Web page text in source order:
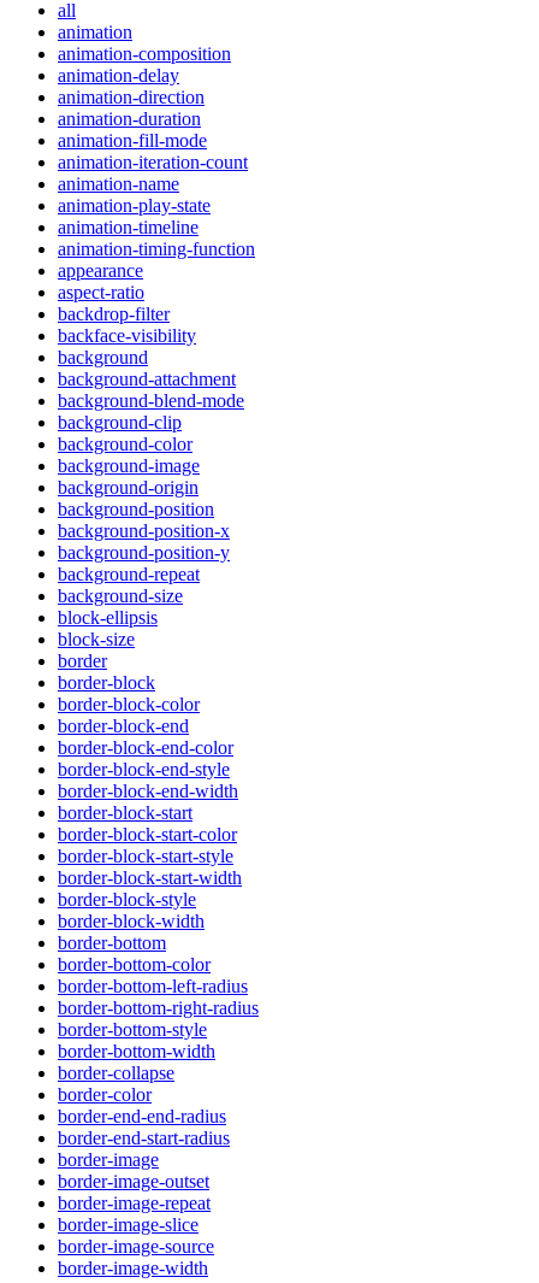
all
animation
animation-composition
animation-delay
animation-direction
animation-duration
animation-fill-mode
animation-iteration-count
animation-name
animation-play-state
animation-timeline
animation-timing-function
appearance
aspect-ratio
backdrop-filter
backface-visibility
background
background-attachment
background-blend-mode
background-clip
background-color
background-image
background-origin
background-position
background-position-x
background-position-y
background-repeat
background-size
block-ellipsis
block-size
border
border-block
border-block-color
border-block-end
border-block-end-color
border-block-end-style
border-block-end-width
border-block-start
border-block-start-color
border-block-start-style
border-block-start-width
border-block-style
border-block-width
border-bottom
border-bottom-color
border-bottom-left-radius
border-bottom-right-radius
border-bottom-style
border-bottom-width
border-collapse
border-color
border-end-end-radius
border-end-start-radius
border-image
border-image-outset
border-image-repeat
border-image-slice
border-image-source
border-image-width